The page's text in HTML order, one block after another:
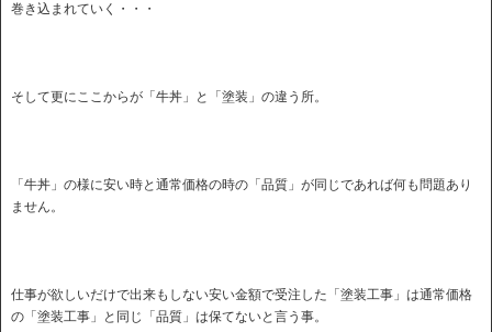
巻き込まれていく・・・
そして更にここからが「牛丼」と「塗装」の違う所。
「牛丼」の様に安い時と通常価格の時の「品質」が同じであれば何も問題あり
ません。
仕事が欲しいだけで出来もしない安い金額で受注した「塗装工事」は通常価格
の「塗装工事」と同じ「品質」は保てないと言う事。